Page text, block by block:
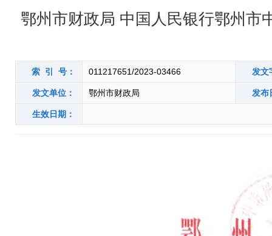
鄂州市财政局 中国人民银行鄂州市
索 引 号： 011217651/2023-03466 发文
发文单位： 鄂州市财政局 发布
生效日期：